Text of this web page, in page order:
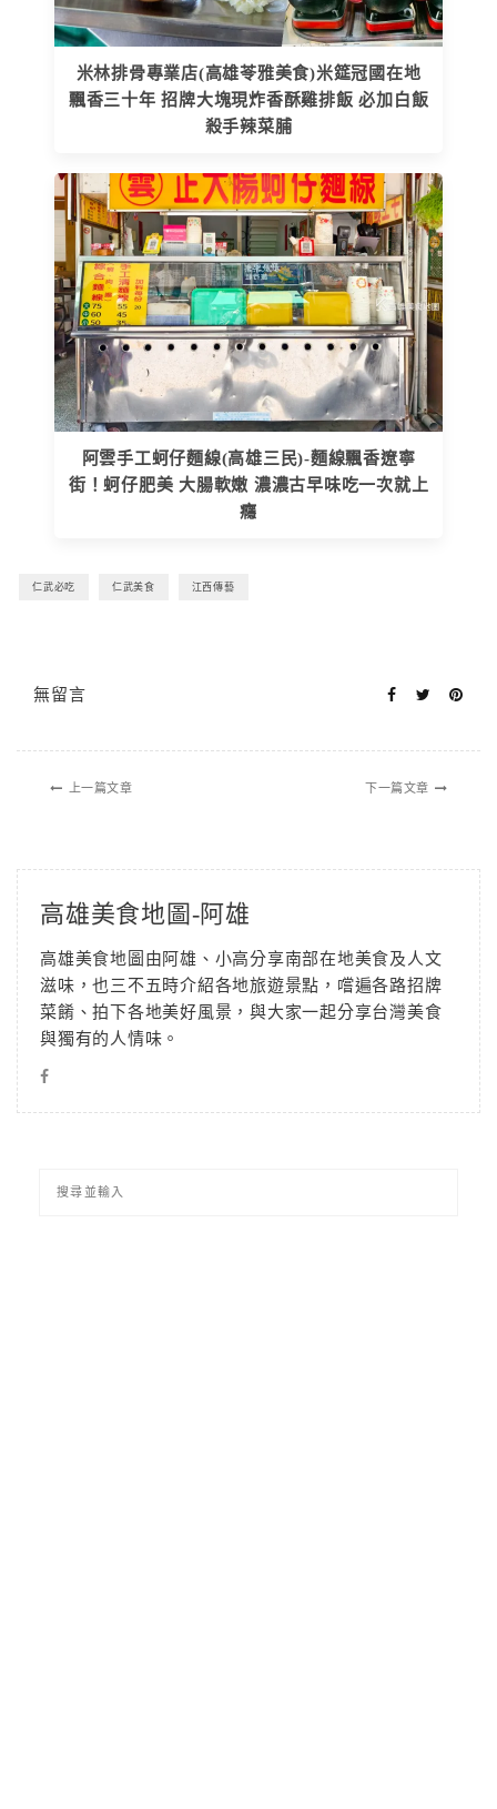
米林排骨專業店(高雄苓雅美食)米筵冠國在地
飄香三十年 招牌大塊現炸香酥雞排飯 必加白飯
殺手辣菜脯
阿雲手工蚵仔麵線(高雄三民)-麵線飄香遼寧
街！蚵仔肥美 大腸軟嫩 濃濃古早味吃一次就上
癮
仁武必吃 仁武美食 江西傳藝
無留言
上一篇文章 下一篇文章
高雄美食地圖-阿雄
高雄美食地圖由阿雄、小高分享南部在地美食及人文
滋味，也三不五時介紹各地旅遊景點，嚐遍各路招牌
菜餚、拍下各地美好風景，與大家一起分享台灣美食
與獨有的人情味。